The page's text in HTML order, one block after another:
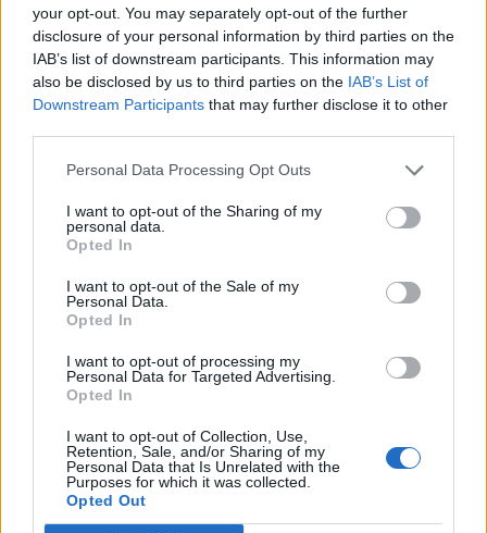
your opt-out. You may separately opt-out of the further
disclosure of your personal information by third parties on the
IAB’s list of downstream participants. This information may
also be disclosed by us to third parties on the IAB’s List of
Downstream Participants that may further disclose it to other
Personal Data Processing Opt Outs
I want to opt-out of the Sharing of my
personal data.
Opted In
I want to opt-out of the Sale of my
Personal Data.
Opted In
I want to opt-out of processing my
Personal Data for Targeted Advertising.
Opted In
I want to opt-out of Collection, Use,
Retention, Sale, and/or Sharing of my
Personal Data that Is Unrelated with the
Purposes for which it was collected.
Opted Out
Szerzői jogok
Adatvédelmi tájékoztató
Cookie-kezelési tájékoztató
Hozzászólási szabályzat
Nyomtatott lapjaink archívuma
Székely Hírmondó archívuma
Sütibeállítások
Médiatér
Liget
Krónika
Bihari Napló